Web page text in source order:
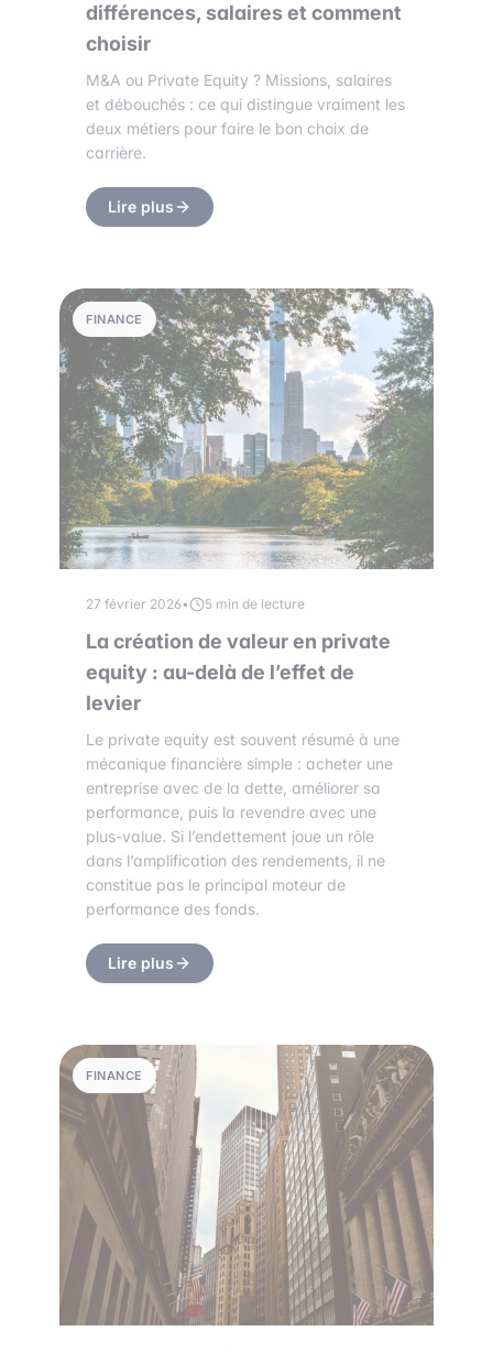
différences, salaires et comment
choisir
M&A ou Private Equity ? Missions, salaires
et débouchés : ce qui distingue vraiment les
deux métiers pour faire le bon choix de
carrière.
Lire plus
FINANCE
27 février 2026• 5 min de lecture
La création de valeur en private
equity : au-delà de l’effet de
levier
Le private equity est souvent résumé à une
mécanique financière simple : acheter une
entreprise avec de la dette, améliorer sa
performance, puis la revendre avec une
plus-value. Si l’endettement joue un rôle
dans l’amplification des rendements, il ne
constitue pas le principal moteur de
performance des fonds.
Lire plus
FINANCE